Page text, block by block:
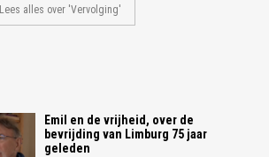
Lees alles over 'Vervolging'
Emil en de vrijheid, over de
bevrijding van Limburg 75 jaar
geleden